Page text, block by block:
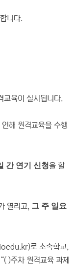
니다.
육이 실시됩니다.
해 원격교육을 수행
간 연기 신청을 할
열리고, 그 주 일요
로 소속학교,
)주차 원격교육 과제